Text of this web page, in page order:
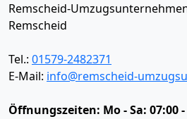
Remscheid-
Remscheid
Tel.: 01579-2482371
E-Mail: info@remscheid-
Öffnungszeiten: Mo - Sa: 07:00